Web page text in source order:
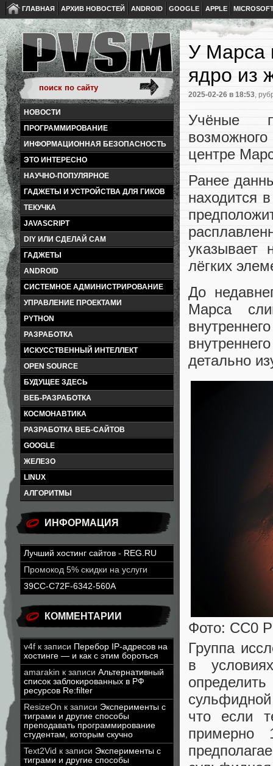
ГЛАВНАЯ АРХИВ НОВОСТЕЙ ANDROID GOOGLE APPLE
НОВОСТИ
ПРОГРАММИРОВАНИЕ
ИНФОРМАЦИОННАЯ БЕЗОПАСНОСТЬ
ЭТО ИНТЕРЕСНО
НАУЧНО-ПОПУЛЯРНОЕ
ГАДЖЕТЫ И УСТРОЙСТВА ДЛЯ ГИКОВ
ТЕКУЧКА
JAVASCRIPT
DIY ИЛИ СДЕЛАЙ САМ
ГАДЖЕТЫ
ANDROID
СИСТЕМНОЕ АДМИНИСТРИРОВАНИЕ
УПРАВЛЕНИЕ ПРОЕКТАМИ
PYTHON
РАЗРАБОТКА
ИСКУССТВЕННЫЙ ИНТЕЛЛЕКТ
OPEN SOURCE
БУДУЩЕЕ ЗДЕСЬ
ВЕБ-РАЗРАБОТКА
КОСМОНАВТИКА
РАЗРАБОТКА ВЕБ-САЙТОВ
GOOGLE
ЖЕЛЕЗО
LINUX
АЛГОРИТМЫ
ИНФОРМАЦИЯ
Лучший хостинг сайтов - REG.RU
Промокод 5% скидки на услуги
39CC-C72F-6342-560A
КОММЕНТАРИИ
v4f к записи Перебор IP-адресов на
хостинге — и как с этим бороться
amarakin к записи Альтернативный
список заблокированных в РФ
ресурсов Re:filter
ResizeOn к записи Эксперименты с
тиграми и другие способы
преподавать программирование
студентам, которым скучно
Text2Vid к записи Эксперименты с
тиграми и другие способы
У Марса
ядро из
2025-02-26 в 18:53,
Учёные
центре
Ранее
находится
указывает
лёгких
До
Марса
детально
Фото: CC0
Группа
в
что если
примерно